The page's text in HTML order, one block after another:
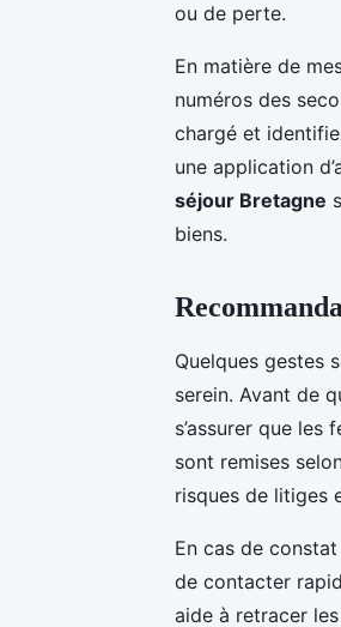
ou de perte.
En matière de
numéros des
chargé et
une application
séjour Bretagne
biens.
Quelques gestes
serein. Avant de
s’assurer que
sont remises
risques de litiges
En cas de
de contacter
aide à retracer